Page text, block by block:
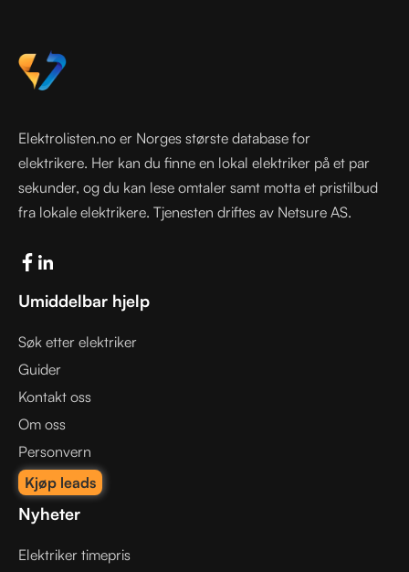
Elektrolisten.no er Norges største database for
elektrikere. Her kan du finne en lokal elektriker på et par
sekunder, og du kan lese omtaler samt motta et pristilbud
fra lokale elektrikere. Tjenesten driftes av Netsure AS.
Umiddelbar hjelp
Søk etter elektriker
Guider
Kontakt oss
Om oss
Personvern
Kjøp leads
Nyheter
Elektriker timepris